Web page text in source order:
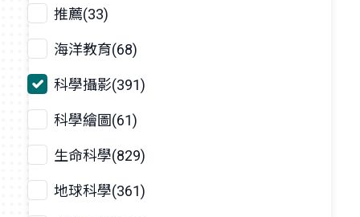
推薦(33)
海洋教育(68)
科學攝影(391)
科學繪圖(61)
生命科學(829)
地球科學(361)